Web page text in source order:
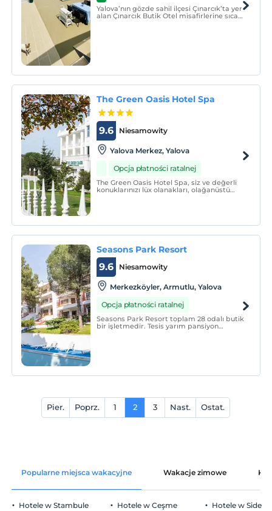
Yalova’nın gözde sahil ilçesi Çınarcık’ta yer
alan Çınarcık Butik Otel misafirlerine sıcak
The Green Oasis Hotel Spa
Niesamowity
9.6
Yalova Merkez, Yalova
Opcja płatności ratalnej
The Green Oasis Hotel Spa, siz ve değerli
konuklarınızı lüx olanakları, olağanüstü
Seasons Park Resort
Niesamowity
9.6
Merkezköyler, Armutlu, Yalova
Opcja płatności ratalnej
Seasons Park Resort toplam 28 odalı butik
bir işletmedir. Tesis yarım pansiyon
Pier. Poprz. 1 2 3 Nast. Ostat.
Popularne miejsca wakacyjne Wakacje zimowe
Hotele w Stambule Hotele w Ceşme Hotele w Side